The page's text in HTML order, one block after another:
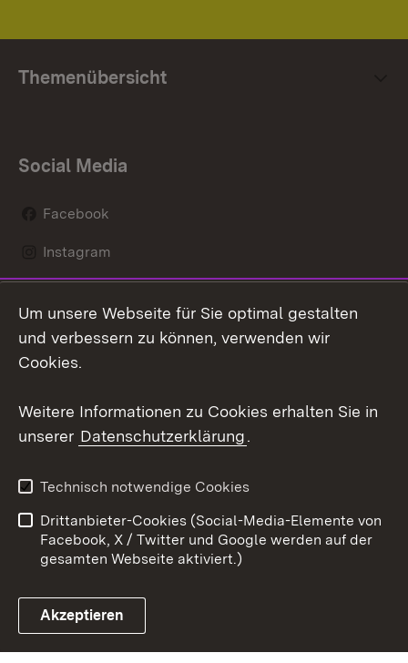
Themenübersicht
Social Media
Facebook
Instagram
Social Wall
Youtube
Link zum Landesportal
Kontakt
Datenschutz
Barrierefreiheit
Impressum Cookies
Um unsere Webseite für Sie optimal gestalten
und verbessern zu können, verwenden wir
Cookies.
Weitere Informationen zu Cookies erhalten Sie in
unserer Datenschutzerklärung.
Technisch notwendige Cookies
Drittanbieter-Cookies (Social-Media-Elemente von
Facebook, X / Twitter und Google werden auf der
gesamten Webseite aktiviert.)
Akzeptieren